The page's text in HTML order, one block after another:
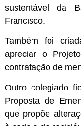
sustentável da
Francisco.
Também foi
apreciar o
contratação de
Outro colegiado
Proposta de
que propõe